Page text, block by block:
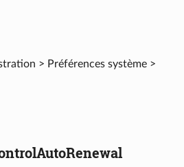
> Préférences système >